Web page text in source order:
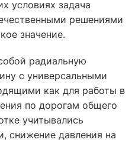
условиях задача
решениями
значение.
радиальную
с универсальными
как для работы в
по дорогам общего
учитывались
снижение давления на